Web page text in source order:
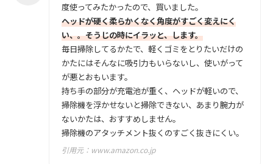
度使ってみたかったので、買いました。
ヘッドが硬く柔らかくなく角度がすごく変えにく
い、。そうじの時にイラッと、します。
毎日掃除してるかたで、軽くゴミをとりたいだけの
かたにはそんなに吸引力もいらないし、使いがって
が悪とおもいます。
持ち手の部分が充電池が重く、ヘッドが軽いので、
掃除機を浮かせないと掃除できない、あまり腕力が
ないかたは、おすすめしません。
掃除機のアタッチメント抜くのすごく抜きにくい。
引用元： www.amazon.co.jp